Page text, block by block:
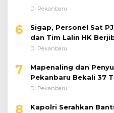
Sigap, Personel Sat
Kecelakaan di Tol
Di Pekanbaru
Mapenaling dan
Edukasi TBC, HIV,
Di Pekanbaru
Kapolri Serahkan
Prioritaskan
Di Pekanbaru